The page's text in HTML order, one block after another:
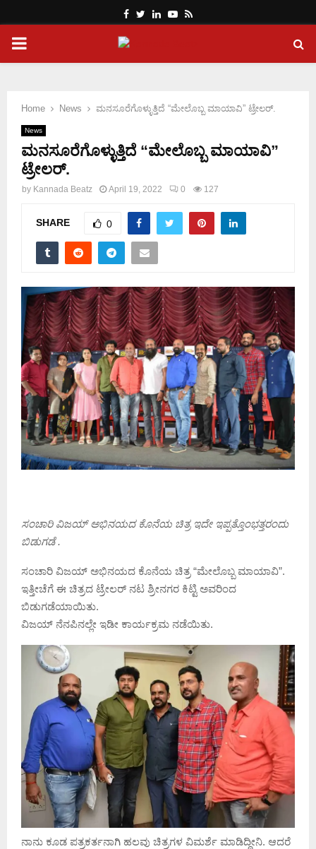
Facebook
Twitter
LinkedinYoutube
Rss
PRIMARY
Home News ಮನಸೂರೆಗೊಳ್ಳುತ್ತಿದೆ “ಮೇಲೊಬ್ಬ ಮಾಯಾವಿ” ಟ್ರೇಲರ್.
News
ಮನಸೂರೆಗೊಳ್ಳುತ್ತಿದೆ “ಮೇಲೊಬ್ಬ ಮಾಯಾವಿ”
ಟ್ರೇಲರ್.
by Kannada Beatz April 19, 2022 0 127
SHARE 0
ಸಂಚಾರಿ ವಿಜಯ್ ಅಭಿನಯದ ಕೊನೆಯ ಚಿತ್ರ ಇದೇ ಇಪ್ಪತ್ತೊಂಭತ್ತರಂದು
ಬಿಡುಗಡೆ .
ಸಂಚಾರಿ ವಿಜಯ್ ಅಭಿನಯದ ಕೊನೆಯ ಚಿತ್ರ “ಮೇಲೊಬ್ಬ ಮಾಯಾವಿ”.
ಇತ್ತೀಚೆಗೆ ಈ ಚಿತ್ರದ ಟ್ರೇಲರ್ ನಟ ಶ್ರೀನಗರ ಕಿಟ್ಟಿ ಅವರಿಂದ
ಬಿಡುಗಡೆಯಾಯಿತು.
ವಿಜಯ್ ನೆನಪಿನಲ್ಲೇ ಇಡೀ ಕಾರ್ಯಕ್ರಮ ನಡೆಯಿತು.
ನಾನು ಕೂಡ ಪತ್ರಕರ್ತನಾಗಿ ಹಲವು ಚಿತ್ರಗಳ ವಿಮರ್ಶೆ ಮಾಡಿದ್ದೀನಿ. ಆದರೆ